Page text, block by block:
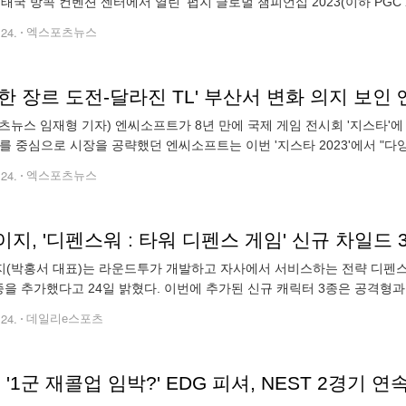
엑스포츠뉴스
장르 도전-달라진 TL' 부산서 변화 의지 보인
뉴스 임재형 기자) 엔씨소프트가 8년 만에 국제 게임 전시회 '지스타'
중심으로 시장을 공략했던 엔씨소프트는 이번 '지스타 2023'에서 "다
엑스포츠뉴스
지, '디펜스워 : 타워 디펜스 게임' 신규 차일드
(박홍서 대표)는 라운드투가 개발하고 자사에서 서비스하는 전략 디펜
을 추가했다고 24일 밝혔다. 이번에 추가된 신규 캐릭터 3종은 공격형
데일리e스포츠
'1군 재콜업 임박?' EDG 피셔, NEST 2경기 연